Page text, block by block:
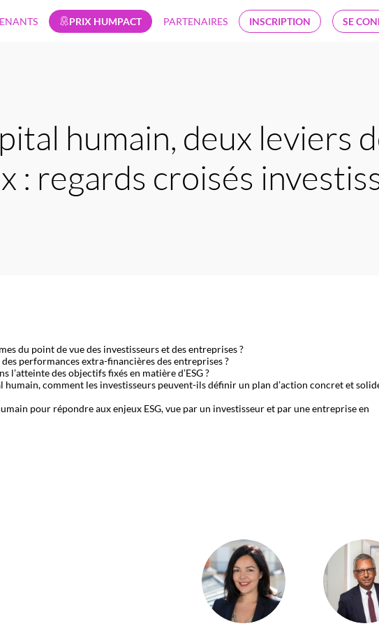
PRIX HUMPACT PARTENAIRES INSCRIPTION SE
humain, deux leviers
: regards croisés
du point de vue des investisseurs et des entreprises ?
performances extra-financières des entreprises ?
l’atteinte des objectifs fixés en matière d’ESG ?
humain, comment les investisseurs peuvent-ils définir un plan d’action concret et
pour répondre aux enjeux ESG, vue par un investisseur et par une entreprise en
EDS PI